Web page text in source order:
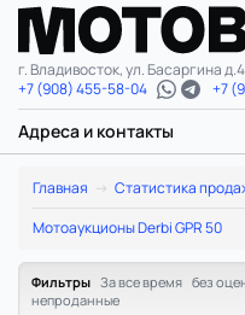
г. Владивосток, ул. Басаргина
+7 (908) 455-58-04
+7
Адреса и контакты
Derbi
GPR
50:
Главная Статистика
Мотоаукционы Derbi GPR 50
Фильтры За все время без
непроданные